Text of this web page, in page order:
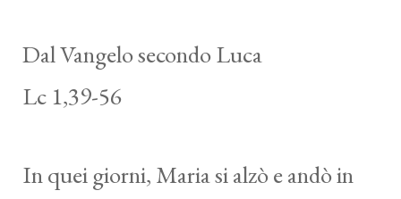
Dal Vangelo secondo Luca
Lc 1,39-56
In quei giorni, Maria si alzò e andò in